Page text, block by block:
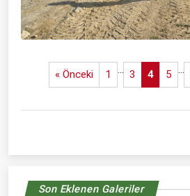
« Önceki 1 ... 3 4 5 ...
Son Eklenen Galeriler